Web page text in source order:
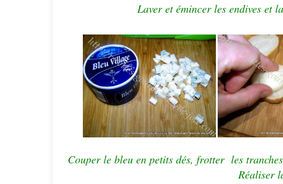
Laver et émincer les endives et
Couper le bleu en petits dés, frotter les
Réaliser